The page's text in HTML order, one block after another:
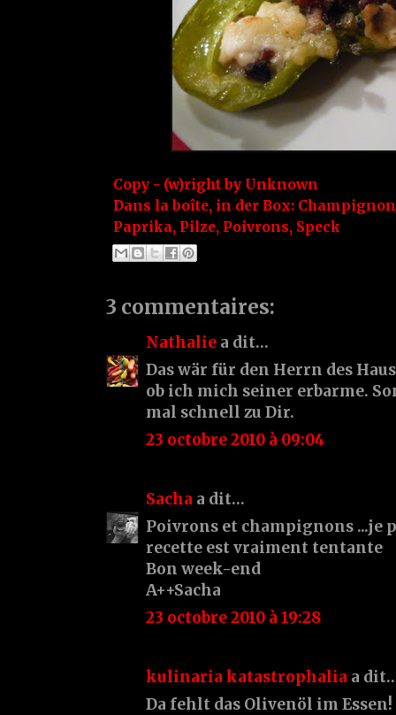
Copy - (w)right by Unknown
Dans la boîte, in der Box:
Paprika, Pilze, Poivrons, Speck
3 commentaires:
Nathalie a dit…
Das wär für den Herrn des
ob ich mich seiner erbarme.
mal schnell zu Dir.
23 octobre 2010 à 09:04
Sacha a dit…
Poivrons et champignons ...je
recette est vraiment tentante
Bon week-end
A++Sacha
23 octobre 2010 à 19:28
kulinaria katastrophalia a
Da fehlt das Olivenöl im Essen!